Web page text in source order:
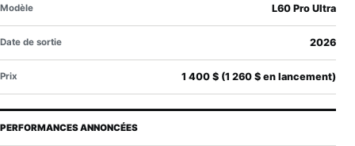
Modèle L60 Pro Ultra
Date de sortie 2026
Prix 1 400 $ (1 260 $ en lancement)
PERFORMANCES ANNONCÉES